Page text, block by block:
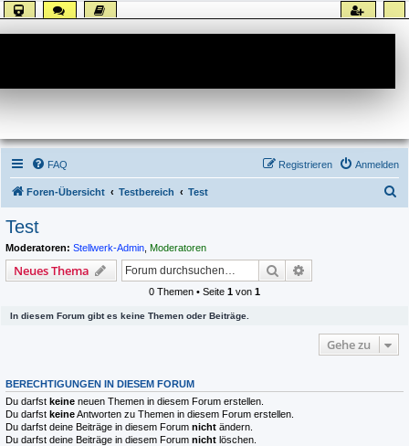
FAQ Anmelden
Registrieren
Foren-Übersicht Testbereich Test
Test
Moderatoren: Stellwerk-Admin Moderatoren
Neues Thema Suche
0 Themen • Seite 1 von 1
In diesem Forum gibt es keine Themen oder Beiträge.
Gehe zu
BERECHTIGUNGEN IN DIESEM FORUM
Du darfst keine neuen Themen in diesem Forum erstellen.
Du darfst keineAntworten zu Themen in diesem Forum erstellen.
Du darfst deine Beiträge in diesem Forum nicht ändern.
Du darfst deine Beiträge in diesem Forum nicht löschen.